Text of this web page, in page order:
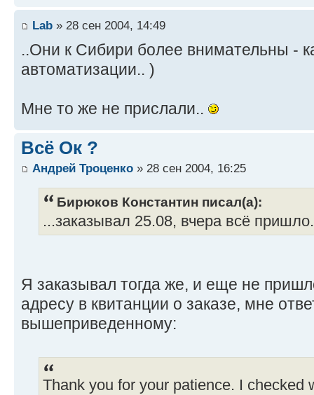
Lab » 28 сен 2004, 14:49
..Они к Сибири более внимательны -
автоматизации.. )
Мне то же не прислали..
Всё Ок ?
Андрей Троценко » 28 сен 2004, 16:25
Бирюков Константин писал(а):
...заказывал 25.08, вчера всё
Я заказывал тогда же, и еще не
адресу в квитанции о заказе, мне
вышеприведенному:
Thank you for your patience. I checked